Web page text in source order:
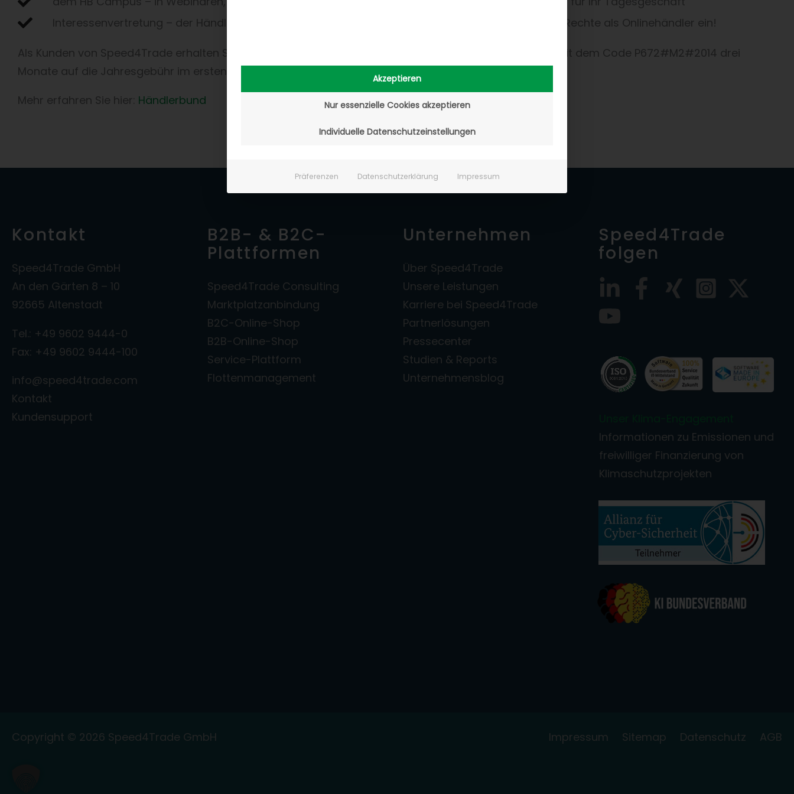
Interessenvertretung – der Händlerbund setzt sich europaweit in verschiedenen Gremien für Ihre Rechte als Onlinehändler ein!
Als Kunden von Speed4Trade erhalten Sie exklusive Sonderkonditionen beim Händlerbund! Sparen Sie mit dem Code P672#M2#2014 drei
Monate auf die Jahresgebühr im ersten Jahr.
Mehr erfahren Sie hier: Händlerbund
Kontakt
Speed4Trade GmbH
An den Gärten 8 – 10
92665 Altenstadt
Tel.: +49 9602 9444-0
Fax: +49 9602 9444-100
info@speed4trade.com
Kontakt
Kundensupport
B2B- & B2C-
Plattformen
Speed4Trade Consulting
Marktplatzanbindung
B2C-Online-Shop
B2B-Online-Shop
Service-Plattform
Flottenmanagement
Unternehmen
Über Speed4Trade
Unsere Leistungen
Karriere bei Speed4Trade
Partnerlösungen
Pressecenter
Studien & Reports
Unternehmensblog
Speed4Trade
folgen
Informationen zu Emissionen und
freiwilliger Finanzierung von
Klimaschutzprojekten
Copyright © 2026 Speed4Trade GmbH Impressum Sitemap Datenschutz AGB
Akzeptieren
Nur essenzielle Cookies akzeptieren
Individuelle Datenschutzeinstellungen
Präferenzen Datenschutzerklärung Impressum